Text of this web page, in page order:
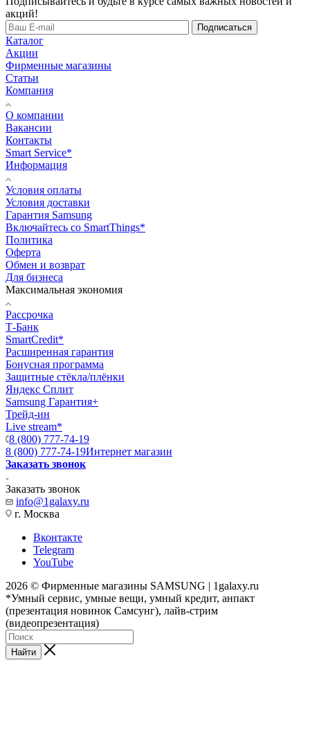
акций!
Подписаться
Каталог
Акции
Фирменные магазины
Статьи
Компания
О компании
Вакансии
Контакты
Smart Service*
Информация
Условия оплаты
Условия доставки
Гарантия Samsung
Включайтесь со SmartThings*
Политика
Оферта
Обмен и возврат
Для бизнеса
Максимальная экономия
Рассрочка
Т-Банк
SmartCredit*
Расширенная гарантия
Бонусная программа
Защитные стёкла/плёнки
Яндекс Сплит
Samsung Гарантия+
Трейд-ин
Live stream*
8 (800) 777-74-19
8 (800) 777-74-19Интернет магазин
Заказать звонок
Заказать звонок
info@1galaxy.ru
г. Москва
Вконтакте
Telegram
YouTube
2026 © Фирменные магазины SAMSUNG | 1galaxy.ru
*Умный сервис, умные вещи, умный кредит, анпакт
(презентация новинок Самсунг), лайв-стрим
(видеопрезентация)
Найти